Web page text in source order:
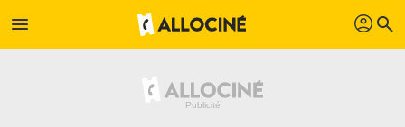
menu profil search